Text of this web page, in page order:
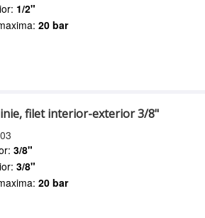
1/2"
20 bar
filet interior-exterior 3/8"
3/8"
3/8"
20 bar